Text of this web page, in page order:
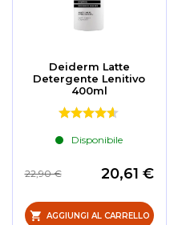
Deiderm Latte
Detergente Lenitivo
400ml
Disponibile
20,61 €
22,90 €
AGGIUNGI AL CARRELLO